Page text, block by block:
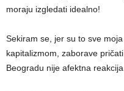
moraju izgledati idealno!
Sekiram se, jer su to sve
kapitalizmom, zaborave
Beogradu nije afektna